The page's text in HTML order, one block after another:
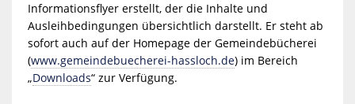
Informationsflyer erstellt, der die Inhalte und
Ausleihbedingungen übersichtlich darstellt. Er steht ab
sofort auch auf der Homepage der Gemeindebücherei
(www.gemeindebuecherei-hassloch.de) im Bereich
„Downloads“ zur Verfügung.